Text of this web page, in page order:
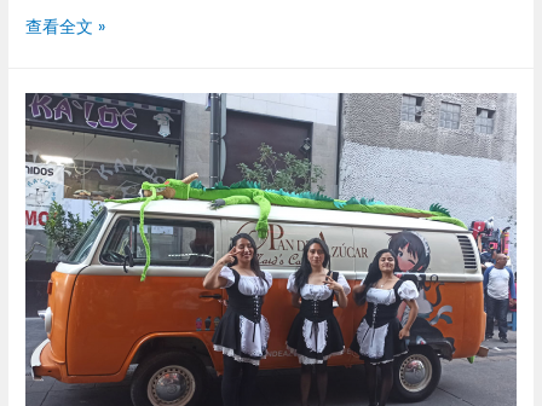
新
礼
卖
爆
了!
Tikok
拉
春
节
热
查看全文 »